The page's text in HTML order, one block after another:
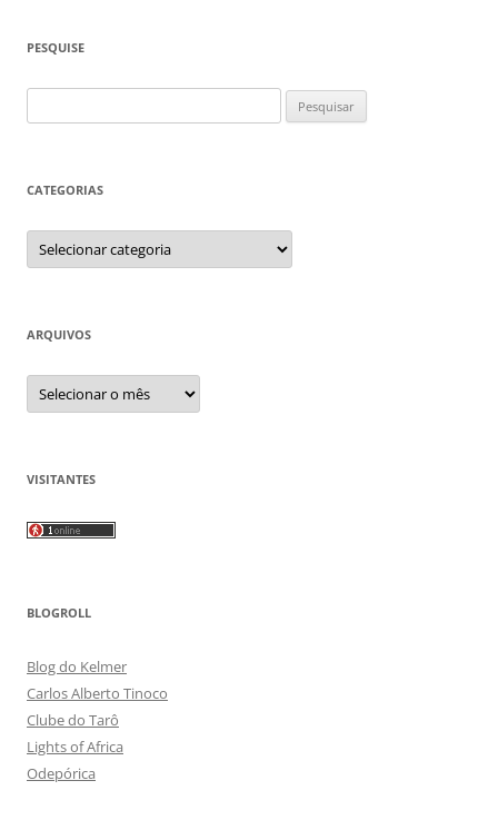
PESQUISE
por:
CATEGORIAS
Categorias
ARQUIVOS
Arquivos
VISITANTES
BLOGROLL
Blog do Kelmer
Carlos Alberto Tinoco
Clube do Tarô
Lights of Africa
Odepórica